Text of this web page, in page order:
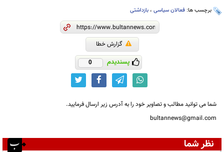
برچسب ها: فعالان سیاسی ، بازداشتی
گزارش خطا
پسندیدم 0
شما می توانید مطالب و تصاویر خود را به آدرس زیر ارسال فرمایید.
bultannews@gmail.com
نظر شما